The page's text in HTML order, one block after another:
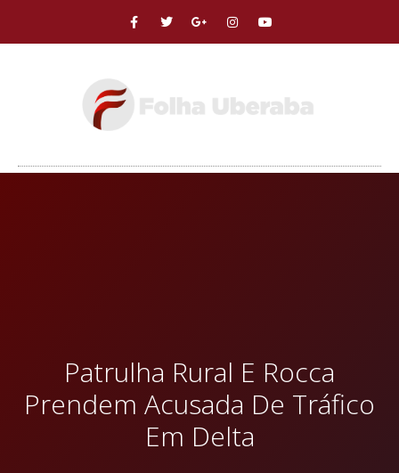
Patrulha Rural E Rocca
Prendem Acusada De Tráfico
Em Delta